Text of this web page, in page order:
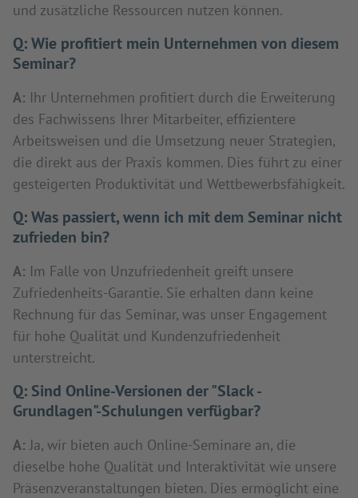
und zusätzliche Ressourcen nutzen können.
Q:Wie profitiert mein Unternehmen von diesem
Seminar?
A: Ihr Unternehmen profitiert durch die Erweiterung
des Fachwissens Ihrer Mitarbeiter, effizientere
Arbeitsweisen und die Umsetzung neuer Strategien,
die direkt aus der Praxis kommen. Dies führt zu einer
gesteigerten Produktivität und Wettbewerbsfähigkeit.
Q:Was passiert, wenn ich mit dem Seminar nicht
zufrieden bin?
A: Im Falle von Unzufriedenheit greift unsere
Zufriedenheits-Garantie. Sie erhalten dann keine
Rechnung für das Seminar, was unser Engagement
für hohe Qualität und Kundenzufriedenheit
unterstreicht.
Q: Sind Online-Versionen der "Slack -
Grundlagen"-Schulungen verfügbar?
A: Ja, wir bieten auch Online-Seminare an, die
dieselbe hohe Qualität und Interaktivität wie unsere
Präsenzveranstaltungen bieten. Dies ermöglicht eine